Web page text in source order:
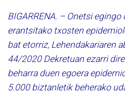
BIGARRENA. – Onetsi egingo
erantsitako txosten
bat etorriz, Lehendakariaren
44/2020 Dekretuan ezarri
beharra duen egoera
5.000 biztanletik beherako